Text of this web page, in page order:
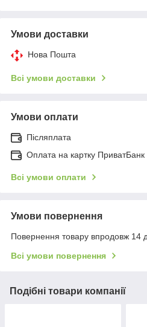
Умови доставки
Нова Пошта
Всі умови доставки
Умови оплати
Післяплата
Оплата на картку ПриватБанк
Всі умови оплати
Умови повернення
Повернення товару впродовж 14
Всі умови повернення
Подібні товари компанії